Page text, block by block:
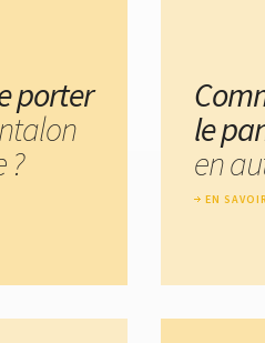
porter
?
le
en
EN